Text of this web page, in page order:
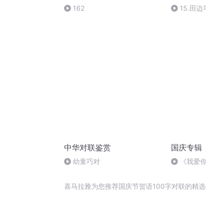
162
15.田边
中华对联鉴赏
幼童巧对
国庆专辑
《我爱
喜马拉雅为您推荐国庆节贺语100字对联的精